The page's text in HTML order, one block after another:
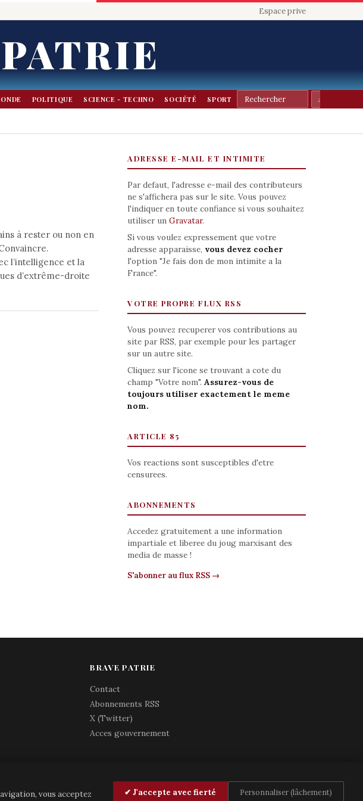
Espace prive
POLITIQUE SCIENCE - TECHNO SOCIÉTÉ SPORT
à rester ou non en
l’intelligence et la
d’extrême-droite
ADRESSE E-MAIL ET INTIMITE
Par defaut, l'adresse e-mail des contributeurs
ne s'affichera pas sur le site. Vous pouvez
l'indiquer en toute confiance si vous souhaitez
utiliser un Gravatar.
Si vous voulez expressement que votre
adresse apparaisse, vous devez cocher
l'option "Je fais don de mon intimite a la
France".
VOTRE PROPRE FLUX RSS
Vous pouvez recuperer vos contributions au
site par RSS, par exemple pour les partager
sur un autre site.
Cliquez sur l'icone se trouvant a cote du
champ "Votre nom". Assurez-vous de
toujours utiliser exactement le meme
nom.
ARTICLE 85
Vos reactions sont susceptibles d'etre
censurees.
ABONNEMENTS
Accedez gratuitement a une information
impartiale et liberee du joug marxisant des
media de masse !
S'abonner au flux RSS →
BRAVE PATRIE
Contact
Abonnements RSS
X (Twitter)
Acces gouvernement
—
vous acceptez
✔ J'accepte avec fierté Personnaliser (lâchement)